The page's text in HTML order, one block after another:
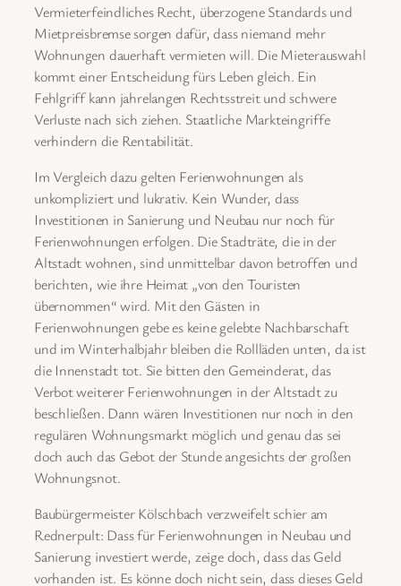
Vermieterfeindliches Recht, überzogene Standards und
Mietpreisbremse sorgen dafür, dass niemand mehr
Wohnungen dauerhaft vermieten will. Die Mieterauswahl
kommt einer Entscheidung fürs Leben gleich. Ein
Fehlgriff kann jahrelangen Rechtsstreit und schwere
Verluste nach sich ziehen. Staatliche Markteingriffe
verhindern die Rentabilität.
Im Vergleich dazu gelten Ferienwohnungen als
unkompliziert und lukrativ. Kein Wunder, dass
Investitionen in Sanierung und Neubau nur noch für
Ferienwohnungen erfolgen. Die Stadträte, die in der
Altstadt wohnen, sind unmittelbar davon betroffen und
berichten, wie ihre Heimat „von den Touristen
übernommen“ wird. Mit den Gästen in
Ferienwohnungen gebe es keine gelebte Nachbarschaft
und im Winterhalbjahr bleiben die Rollläden unten, da ist
die Innenstadt tot. Sie bitten den Gemeinderat, das
Verbot weiterer Ferienwohnungen in der Altstadt zu
beschließen. Dann wären Investitionen nur noch in den
regulären Wohnungsmarkt möglich und genau das sei
doch auch das Gebot der Stunde angesichts der großen
Wohnungsnot.
Baubürgermeister Kölschbach verzweifelt schier am
Rednerpult: Dass für Ferienwohnungen in Neubau und
Sanierung investiert werde, zeige doch, dass das Geld
vorhanden ist. Es könne doch nicht sein, dass dieses Geld